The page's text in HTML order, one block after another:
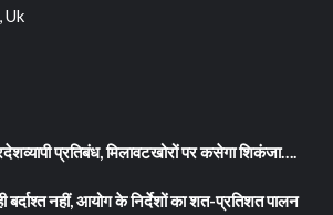
Uk
प्रतिबंध, मिलावटखोरों पर कसेगा शिकंजा….
बर्दाश्त नहीं, आयोग के निर्देशों का शत-प्रतिशत पालन